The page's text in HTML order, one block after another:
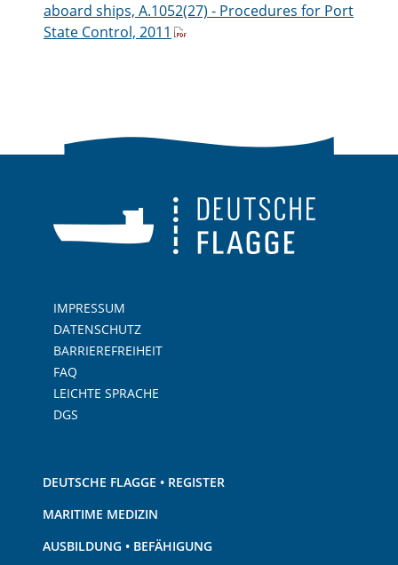
aboard ships, A.1052(27) - Procedures for Port
State Control, 2011
IMPRESSUM
DATENSCHUTZ
BARRIEREFREIHEIT
FAQ
LEICHTE SPRACHE
DGS
DEUTSCHE FLAGGE • REGISTER
MARITIME MEDIZIN
AUSBILDUNG • BEFÄHIGUNG